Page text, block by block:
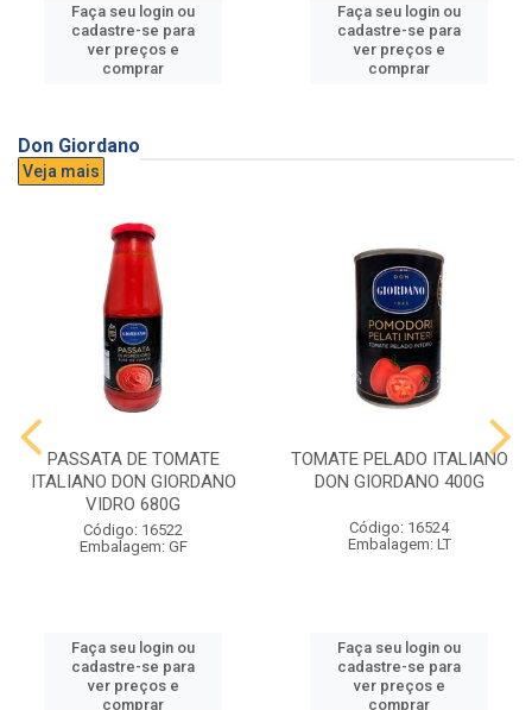
Faça seu login ou
cadastre-se para
ver preços e
comprar
Faça seu login ou
cadastre-se para
ver preços e
comprar
Don Giordano
Veja mais
PASSATA DE TOMATE
ITALIANO DON GIORDANO
VIDRO 680G
Código: 16522
Embalagem: GF
Faça seu login ou
cadastre-se para
ver preços e
comprar
TOMATE PELADO ITALIANO
DON GIORDANO 400G
Código: 16524
Embalagem: LT
Faça seu login ou
cadastre-se para
ver preços e
comprar